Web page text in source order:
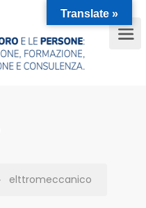
elttromeccanico
Translate »